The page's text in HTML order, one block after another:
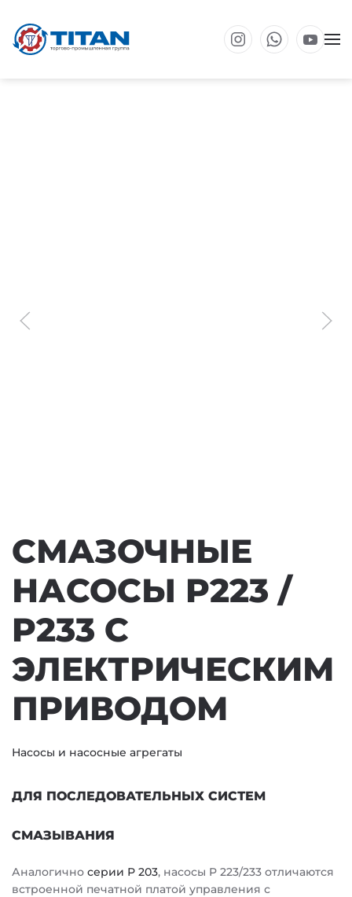
Перейти к основному содержанию
СМАЗОЧНЫЕ
НАСОСЫ P223 /
P233 С
ЭЛЕКТРИЧЕСКИМ
ПРИВОДОМ
Насосы и насосные агрегаты
ДЛЯ ПОСЛЕДОВАТЕЛЬНЫХ СИСТЕМ
СМАЗЫВАНИЯ
Аналогично серии Р 203, насосы P 223/233 отличаются
встроенной печатной платой управления с